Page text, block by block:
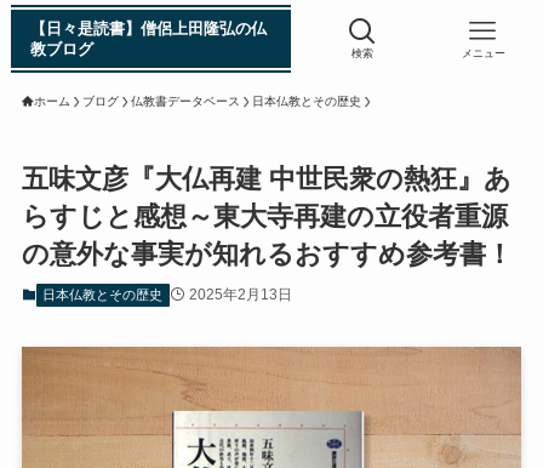
浄土真宗入門 親鸞伝
シン日本仏教史
インド・スリランカ編
仏教入門・現地写真から見るブッダの生涯
インド・スリランカ仏跡紀行
【日々是読書】僧侶上田隆弘の仏
教ブログ
検索 メニュー
ホーム ブログ 仏教書データベース 日本仏教とその歴史
五味文彦『大仏再建 中世民衆の熱狂』あ
らすじと感想～東大寺再建の立役者重源
の意外な事実が知れるおすすめ参考書！
日本仏教とその歴史 2025年2月13日